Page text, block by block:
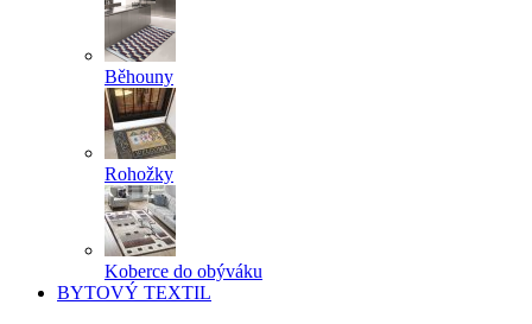
Běhouny
Rohožky
Koberce do obýváku
BYTOVÝ TEXTIL